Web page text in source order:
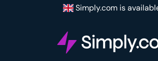
Simply.com is